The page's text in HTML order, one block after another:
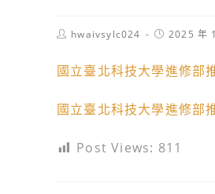
Posthwaivsylc024
Post2025 年
國立臺北科技大學進修部
國立臺北科技大學進修部
Post Views: 811